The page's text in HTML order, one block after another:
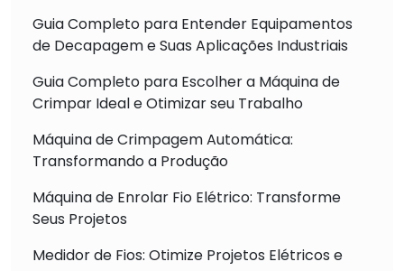
Guia Completo para Entender Equipamentos
de Decapagem e Suas Aplicações Industriais
Guia Completo para Escolher a Máquina de
Crimpar Ideal e Otimizar seu Trabalho
Máquina de Crimpagem Automática:
Transformando a Produção
Máquina de Enrolar Fio Elétrico: Transforme
Seus Projetos
Medidor de Fios: Otimize Projetos Elétricos e